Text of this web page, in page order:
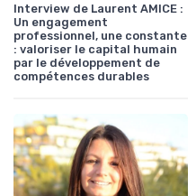
Interview de Laurent AMICE :
Un engagement
professionnel, une constante
: valoriser le capital humain
par le développement de
compétences durables